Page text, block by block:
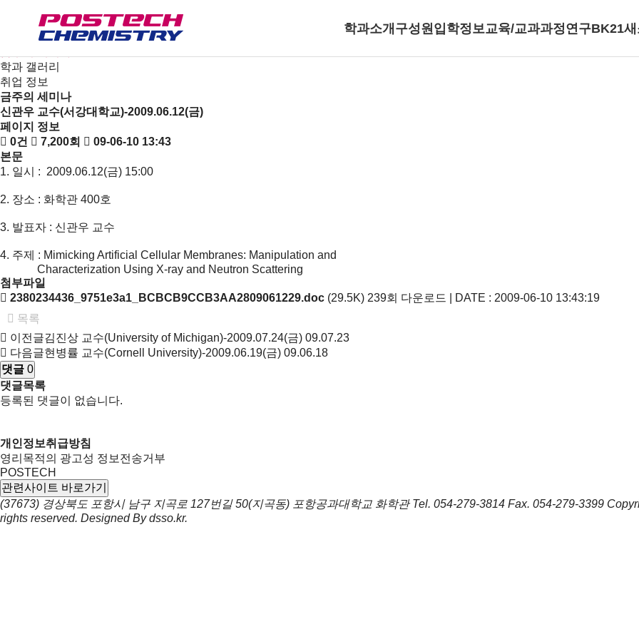
학과소개 구성원입학정보교육/교과과정연구BK21새
공지사항
학과 갤러리
취업 정보
금주의 세미나
신관우 교수(서강대학교)-2009.06.12(금)
페이지 정보
0건
7,200회
09-06-10 13:43
본문
1. 일시 : 2009.06.12(금) 15:00
2. 장소 : 화학관 400호
3. 발표자 : 신관우 교수
4. 주제 : Mimicking Artificial Cellular Membranes: Manipulation and
Characterization Using X-ray and Neutron Scattering
첨부파일
2380234436_9751e3a1_BCBCB9CCB3AA2809061229.doc (29.5K) 239회 다운로드 | DATE : 2009-06-10 13:43:19
목록
이전글김진상 교수(University of Michigan)-2009.07.24(금) 09.07.23
다음글현병률 교수(Cornell University)-2009.06.19(금) 09.06.18
댓글 0
댓글목록
등록된 댓글이 없습니다.
개인정보취급방침
영리목적의 광고성 정보전송거부
POSTECH
관련사이트 바로가기
(37673) 경상북도 포항시 남구 지곡로 127번길 50(지곡동) 포항공과대학교 화학관 Tel. 054-279-3814 Fax. 054-279-3399
rights reserved. Designed Bydsso.kr.